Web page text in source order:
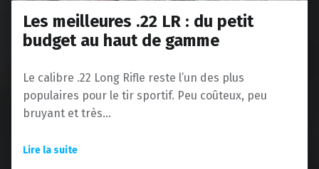
Les meilleures .22 LR : du petit
budget au haut de gamme
Le calibre .22 Long Rifle reste l’un des plus
populaires pour le tir sportif. Peu coûteux, peu
bruyant et très…